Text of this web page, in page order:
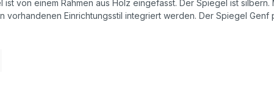
von einem Rahmen aus Holz eingefasst. Der Spiegel ist silbern.
Einrichtungsstil integriert werden. Der Spiegel Genf